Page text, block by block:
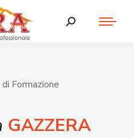
di Formazione
GAZZERA